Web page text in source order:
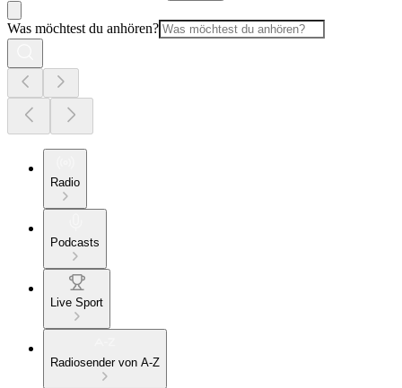
Was möchtest du anhören?
Radio
Podcasts
Live Sport
Radiosender von A-Z